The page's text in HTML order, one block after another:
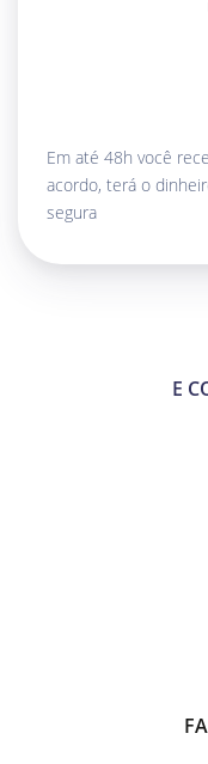
Em até 48h você
acordo, terá o
segura
E